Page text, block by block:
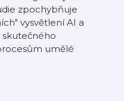
zpochybňuje
vysvětlení AI a
umělé